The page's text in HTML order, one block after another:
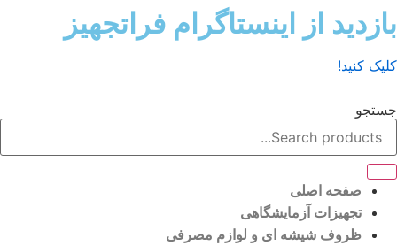
از اینستاگرام فراتجهیز
کنید!
صفحه اصلی
تجهیزات آزمایشگاهی
ظروف شیشه ای و لوازم مصرفی